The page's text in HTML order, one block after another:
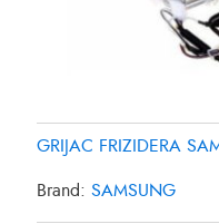
GRIJAC FRIZIDERA
Brand: SAMSUNG